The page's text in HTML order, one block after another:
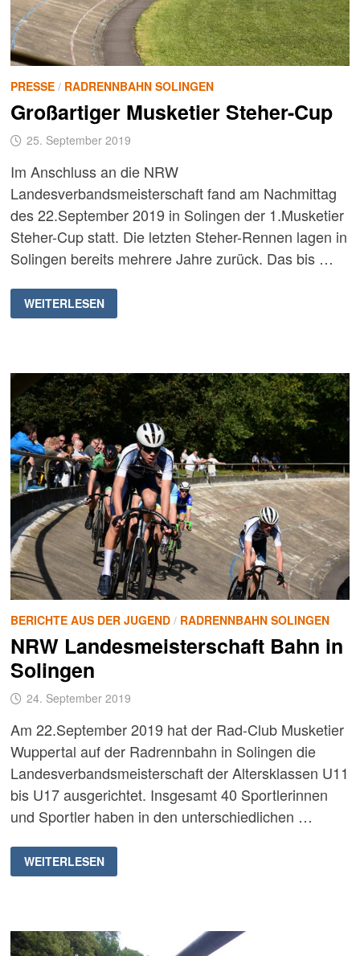
PRESSE/ RADRENNBAHN SOLINGEN
Großartiger Musketier Steher-Cup
25. September 2019
Im Anschluss an die NRW
Landesverbandsmeisterschaft fand am Nachmittag
des 22.September 2019 in Solingen der 1.Musketier
Steher-Cup statt. Die letzten Steher-Rennen lagen in
Solingen bereits mehrere Jahre zurück. Das bis …
GROSSARTIGER M
USKETIER S
TEHER-C
WEITERLESEN
BERICHTE AUS DER JUGEND/ RADRENNBAHN SOLINGEN
NRW Landesmeisterschaft Bahn in
Solingen
24. September 2019
Am 22.September 2019 hat der Rad-Club Musketier
Wuppertal auf der Radrennbahn in Solingen die
Landesverbandsmeisterschaft der Altersklassen U11
bis U17 ausgerichtet. Insgesamt 40 Sportlerinnen
und Sportler haben in den unterschiedlichen …
NRW
LANDESMEISTERSCHAFT
BAHN
WEITERLESEN